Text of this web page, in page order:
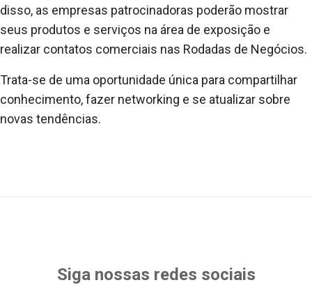
disso, as empresas patrocinadoras poderão mostrar
seus produtos e serviços na área de exposição e
realizar contatos comerciais nas Rodadas de Negócios.
Trata-se de uma oportunidade única para compartilhar
conhecimento, fazer networking e se atualizar sobre
novas tendências.
Siga nossas redes sociais